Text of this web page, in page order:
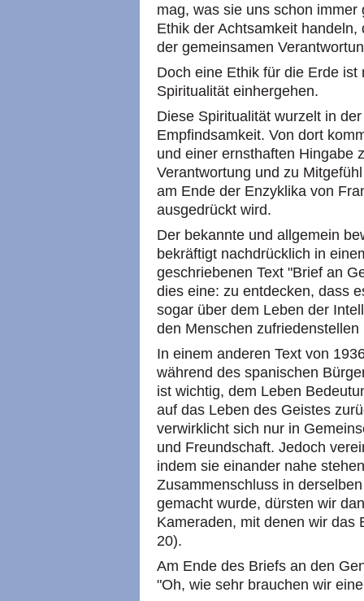
mag, was sie uns schon
Ethik der Achtsamkeit
der gemeinsamen
Doch eine Ethik für die Erde
Spiritualität einhergehen.
Diese Spiritualität wurzelt in
Empfindsamkeit. Von dort
und einer ernsthaften Hingabe
Verantwortung und zu
am Ende der Enzyklika von
ausgedrückt wird.
Der bekannte und allgemein
bekräftigt nachdrücklich in
geschriebenen Text "Brief an
dies eine: zu entdecken, dass
sogar über dem Leben der
den Menschen
In einem anderen Text von
während des spanischen
ist wichtig, dem Leben
auf das Leben des Geistes
verwirklicht sich nur in
und Freundschaft. Jedoch
indem sie einander nahe
Zusammenschluss in
gemacht wurde, dürsten wir
Kameraden, mit denen wir das
20).
Am Ende des Briefs an den
"Oh, wie sehr brauchen wir